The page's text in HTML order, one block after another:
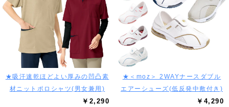
★吸汗速乾ほどよい厚みの凹凸素
材ニットポロシャツ(男女兼用)
￥2,290
★＜moz＞ 2WAYナースダブル
エアーシューズ(低反発中敷付き)
￥4,290